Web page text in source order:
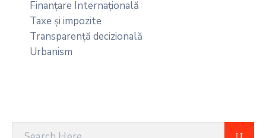
Finanțare Internațională
Taxe și impozite
Transparență decizională
Urbanism